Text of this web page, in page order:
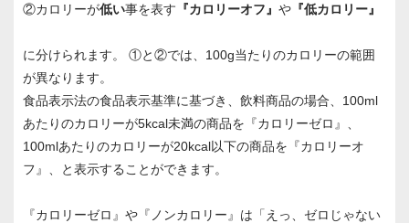
②カロリーが低い事を表す 『カロリーオフ』 や 『低カロリー』
に分けられます。 ①と②では、100g当たりのカロリーの範囲
が異なります。
食品表示法の食品表示基準に基づき、飲料商品の場合、100ml
あたりのカロリーが5kcal未満の商品を『カロリーゼロ』、
100mlあたりのカロリーが20kcal以下の商品を『カロリーオ
フ』、と表示することができます。
『カロリーゼロ』や『ノンカロリー』は「えっ、ゼロじゃない